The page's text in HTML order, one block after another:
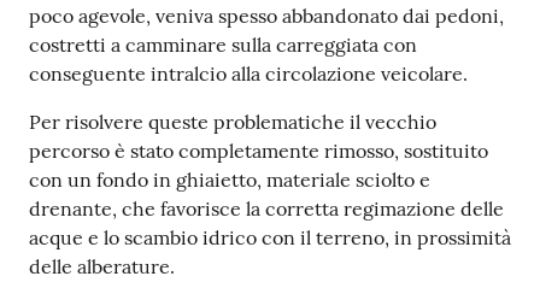
n
a
g
a
f
i
c
i
o
poco agevole, veniva spesso abbandonato dai pedoni,
costretti a camminare sulla carreggiata con
conseguente intralcio alla circolazione veicolare.
Per risolvere queste problematiche il vecchio
percorso è stato completamente rimosso, sostituito
con un fondo in ghiaietto, materiale sciolto e
drenante, che favorisce la corretta regimazione delle
acque e lo scambio idrico con il terreno, in prossimità
delle alberature.